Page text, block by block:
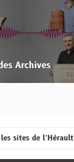
Archives
sites de l’Hérault